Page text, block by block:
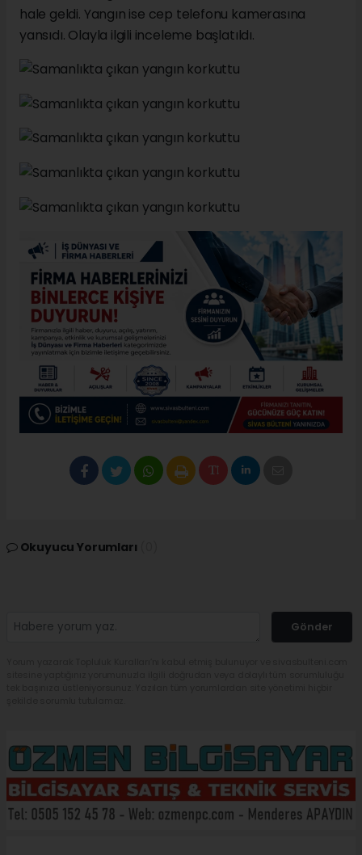
hale geldi. Yangın ise cep telefonu kamerasına
yansıdı. Olayla ilgili inceleme başlatıldı.
Okuyucu Yorumları
Gönder